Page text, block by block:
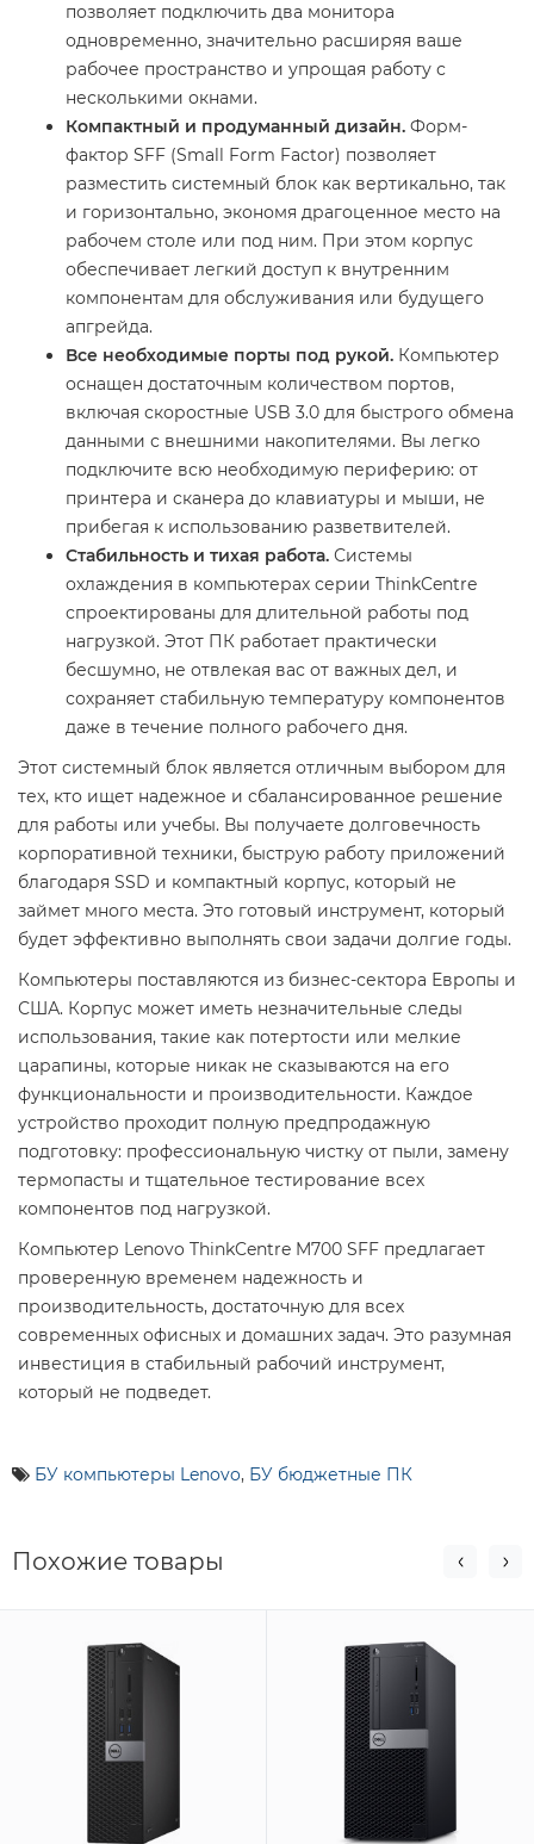
позволяет подключить два монитора
одновременно, значительно расширяя ваше
рабочее пространство и упрощая работу с
несколькими окнами.
Компактный и продуманный дизайн. Форм-
фактор SFF (Small Form Factor) позволяет
разместить системный блок как вертикально, так
и горизонтально, экономя драгоценное место на
рабочем столе или под ним. При этом корпус
обеспечивает легкий доступ к внутренним
компонентам для обслуживания или будущего
апгрейда.
Все необходимые порты под рукой. Компьютер
оснащен достаточным количеством портов,
включая скоростные USB 3.0 для быстрого обмена
данными с внешними накопителями. Вы легко
подключите всю необходимую периферию: от
принтера и сканера до клавиатуры и мыши, не
прибегая к использованию разветвителей.
Стабильность и тихая работа. Системы
охлаждения в компьютерах серии ThinkCentre
спроектированы для длительной работы под
нагрузкой. Этот ПК работает практически
бесшумно, не отвлекая вас от важных дел, и
сохраняет стабильную температуру компонентов
даже в течение полного рабочего дня.
Этот системный блок является отличным выбором для
тех, кто ищет надежное и сбалансированное решение
для работы или учебы. Вы получаете долговечность
корпоративной техники, быструю работу приложений
благодаря SSD и компактный корпус, который не
займет много места. Это готовый инструмент, который
будет эффективно выполнять свои задачи долгие годы.
Компьютеры поставляются из бизнес-сектора Европы и
США. Корпус может иметь незначительные следы
использования, такие как потертости или мелкие
царапины, которые никак не сказываются на его
функциональности и производительности. Каждое
устройство проходит полную предпродажную
подготовку: профессиональную чистку от пыли, замену
термопасты и тщательное тестирование всех
компонентов под нагрузкой.
Компьютер Lenovo ThinkCentre M700 SFF предлагает
проверенную временем надежность и
производительность, достаточную для всех
современных офисных и домашних задач. Это разумная
инвестиция в стабильный рабочий инструмент,
который не подведет.
БУ компьютеры Lenovo, БУ бюджетные ПК
Похожие товары